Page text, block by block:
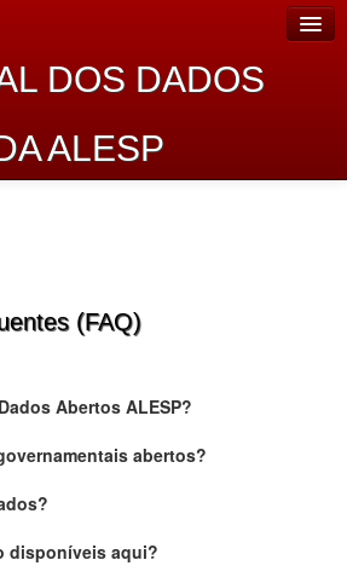
DOS DADOS
ALESP
(FAQ)
Abertos ALESP?
abertos?
disponíveis aqui?